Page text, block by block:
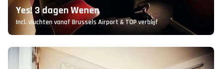
Yes! 3 dagen Wenen
Incl. vluchten vanaf Brussels Airport & TOP verblijf